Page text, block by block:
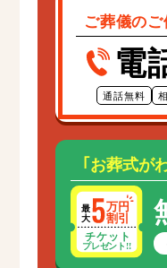
ご葬儀の
電
通話無料
｢お葬式が